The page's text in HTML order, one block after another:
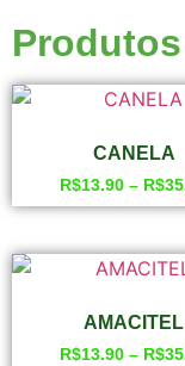
CANELA
R$13.90 – R$
AMACITEL
R$13.90 – R$